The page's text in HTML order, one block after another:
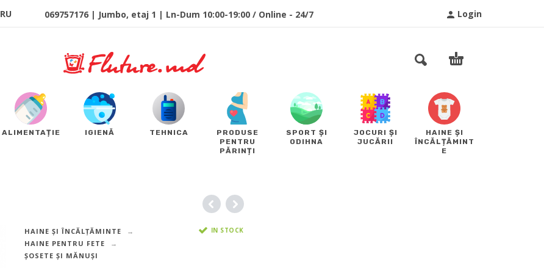
Login
RU 069757176 | Jumbo, etaj 1 | Ln-Dum 10:00-19:00 / Online - 24/7
ALIMENTAȚIE IGIENĂ TEHNICA
PRODUSE
PENTRU
PĂRINȚI
SPORT ȘI
ODIHNA
JOCURI ȘI
JUCĂRII
HAINE ȘI
ÎNCĂLȚĂMINT
E
HAINE ȘI ÎNCĂLȚĂMINTE
HAINE PENTRU FETE
ȘOSETE ȘI MĂNUȘI
IN STOCK